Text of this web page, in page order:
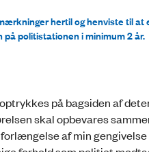
hertil og henviste til
politistationen i minimum 2 år.
på bagsiden af
skal opbevares
af min